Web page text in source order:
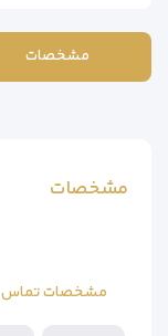
مشخصات
مشخصات
مشخصات تماس